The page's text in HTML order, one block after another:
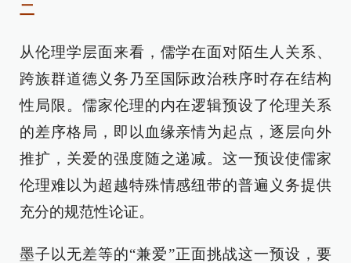
二
从伦理学层面来看，儒学在面对陌生人关系、
跨族群道德义务乃至国际政治秩序时存在结构
性局限。儒家伦理的内在逻辑预设了伦理关系
的差序格局，即以血缘亲情为起点，逐层向外
推扩，关爱的强度随之递减。这一预设使儒家
伦理难以为超越特殊情感纽带的普遍义务提供
充分的规范性论证。
墨子以无差等的“兼爱”正面挑战这一预设，要